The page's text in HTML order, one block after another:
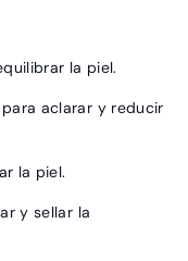
la piel.
aclarar y reducir
la piel.
y sellar la